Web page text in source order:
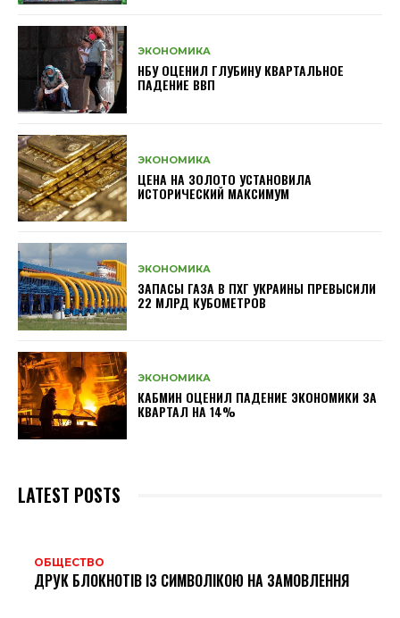
ЭКОНОМИКА
НБУ ОЦЕНИЛ ГЛУБИНУ КВАРТАЛЬНОЕ
ПАДЕНИЕ ВВП
ЭКОНОМИКА
ЦЕНА НА ЗОЛОТО УСТАНОВИЛА
ИСТОРИЧЕСКИЙ МАКСИМУМ
ЭКОНОМИКА
ЗАПАСЫ ГАЗА В ПХГ УКРАИНЫ ПРЕВЫСИЛИ
22 МЛРД КУБОМЕТРОВ
ЭКОНОМИКА
КАБМИН ОЦЕНИЛ ПАДЕНИЕ ЭКОНОМИКИ ЗА
КВАРТАЛ НА 14%
LATEST POSTS
ОБЩЕСТВО
ДРУК БЛОКНОТІВ ІЗ СИМВОЛІКОЮ НА ЗАМОВЛЕННЯ